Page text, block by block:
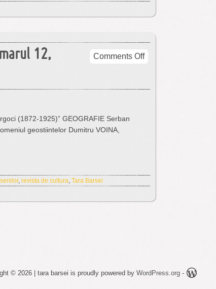
12,
Comments Offon
serie
(1872-1925)” GEOGRAFIE Serban
geostiintelor Dumitru VOINA,
, revista de cultura, Tara Barsei
© 2026 | tara barsei is proudly powered by WordPress.org-